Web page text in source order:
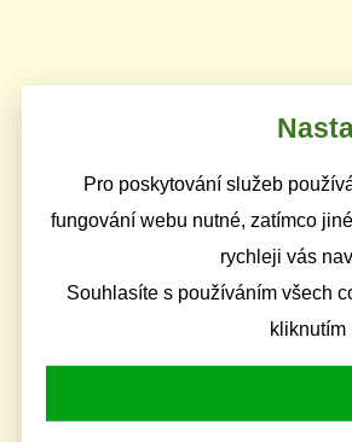
Pro poskytování služeb
fungování webu nutné, zatímco
rychleji vás
Souhlasíte s používáním všech
kliknutím